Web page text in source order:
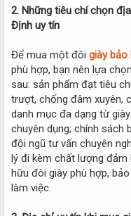
2. Những tiêu chí chọn
Định uy tín
Để mua một đôi giày bảo
phù hợp, bạn nên lựa
sau: sản phẩm đạt tiêu
trượt, chống đâm xuyên,
danh mục đa dạng từ
chuyên dụng; chính sách
đội ngũ tư vấn chuyên
lý đi kèm chất lượng đảm
hữu đôi giày phù hợp,
làm việc.